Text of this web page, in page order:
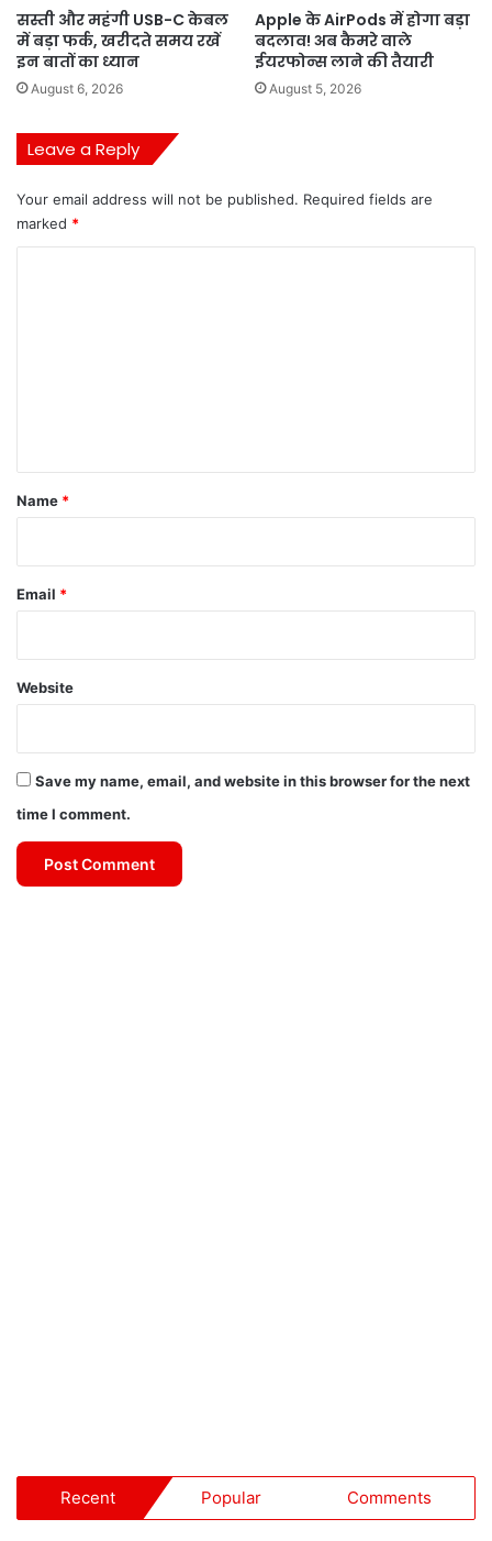
सस्ती और महंगी USB-C केबल
में बड़ा फर्क, खरीदते समय रखें
इन बातों का ध्यान
August 6, 2026
Apple के AirPods में होगा बड़ा
बदलाव! अब कैमरे वाले
ईयरफोन्स लाने की तैयारी
August 5, 2026
Leave a Reply
Your email address will not be published. Required fields are
marked *
*
Name *
Email *
Website
Save my name, email, and website in this browser for the next
time I comment.
Recent Popular Comments